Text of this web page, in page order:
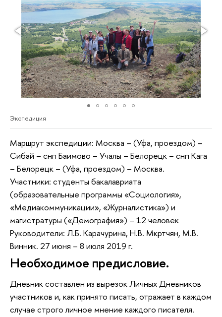
Экспедиция
Маршрут экспедиции: Москва – (Уфа, проездом) –
Сибай – снп Баимово – Учалы – Белорецк – снп Кага
– Белорецк – (Уфа, проездом) – Москва.
Участники: студенты бакалавриата
(образовательные программы «Социология»,
«Медиакоммуникации», «Журналистика») и
магистратуры («Демография») – 12 человек
Руководители: Л.Б. Карачурина, Н.В. Мкртчян, М.В.
Винник. 27 июня – 8 июля 2019 г.
Необходимое предисловие.
Дневник составлен из вырезок Личных Дневников
участников и, как принято писать, отражает в каждом
случае строго личное мнение каждого писателя.